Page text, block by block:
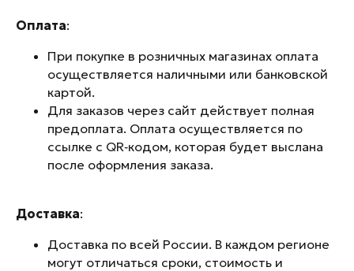
Оплата:
При покупке в розничных магазинах оплата
осуществляется наличными или банковской
картой.
Для заказов через сайт действует полная
предоплата. Оплата осуществляется по
ссылке с QR‑кодом, которая будет выслана
после оформления заказа.
Доставка:
Доставка по всей России. В каждом регионе
могут отличаться сроки, стоимость и
Рейтинг компании